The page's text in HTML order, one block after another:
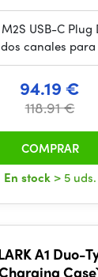
USB-C
canales para
94.19 €
118.91 €
En stock > 5 uds.
COMPRAR
A1 Duo-